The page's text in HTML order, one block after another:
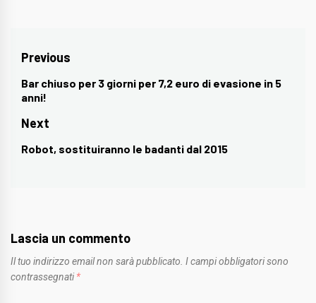
Navigazione
articoli
Previous
Previous
post:
Bar chiuso per 3 giorni per 7,2 euro di evasione in 5
anni!
Next
Next
Robot, sostituiranno le badanti dal 2015
Lascia un commento
Il tuo indirizzo email non sarà pubblicato. I campi obbligatori sono
contrassegnati *